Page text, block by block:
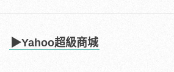
▶Yahoo超級商城